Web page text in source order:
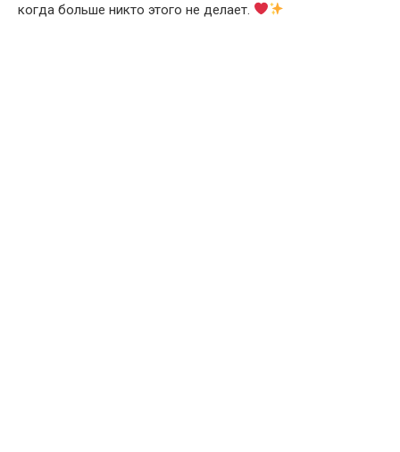
когда больше никто этого не делает.